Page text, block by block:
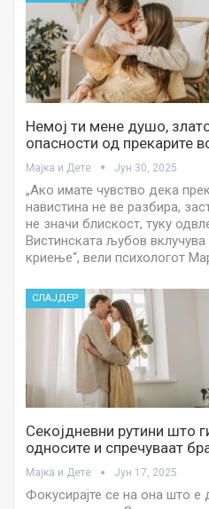
Немој ти мене душо,
опасности од прекарите
Мајка и Дете Јун 30, 2025
„Ако имате чувство дека
навистина не ве разбира,
не значи блискост, туку
Вистинската љубов
криење“, вели психологот
СЛАЈДЕР
Секојдневни рутини што
односите и спречуваат
Мајка и Дете Јун 17, 2025
Фокусирајте се на она што